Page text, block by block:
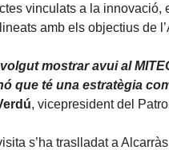
vinculats a la
amb els objectius de
mostrar avui al
que té una estratègia
, vicepresident del
s’ha traslladat a